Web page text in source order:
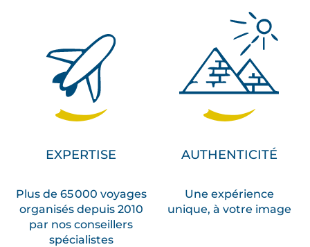
EXPERTISE
Plus de 65 000 voyages
organisés depuis 2010
par nos conseillers
spécialistes
AUTHENTICITÉ
Une expérience
unique, à votre image